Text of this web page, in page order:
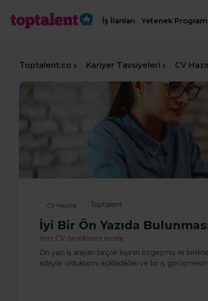
İş İlanları Yetenek
Toptalent.co Kariyer Tavsiyeleri CV
CV Hazırla Toptalent
İyi Bir Ön Yazıda
Yeni CV örneklerini incele
Ön yazı iş arayan birçok kişinin özgeçmiş ile
adaylar olduklarını açıkladıkları ve bir iş